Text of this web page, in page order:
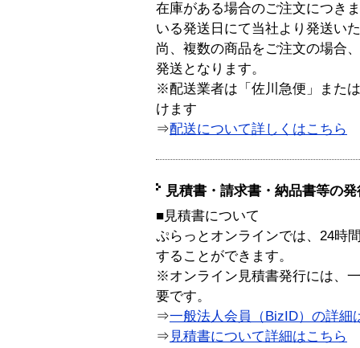
在庫がある場合のご注文につき
いる発送日にて当社より発送い
尚、複数の商品をご注文の場合
発送となります。
※配送業者は「佐川急便」また
けます
⇒配送について詳しくはこちら
見積書・請求書・納品書等の
■見積書について
ぷらっとオンラインでは、24時
することができます。
※オンライン見積書発行には、
要です。
⇒一般法人会員（BizID）の詳細
⇒ 見積書について詳細はこちら